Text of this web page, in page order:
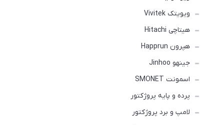
ویویتک Vivitek
هیتاچی Hitachi
هپرون Happrun
جینهو Jinhoo
اسمونت SMONET
پرده و پایه پروژکتور
لامپ و برد پروژکتور